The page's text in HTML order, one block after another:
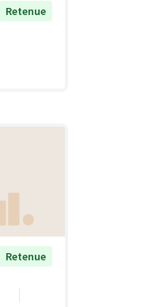
Retenue
Retenue